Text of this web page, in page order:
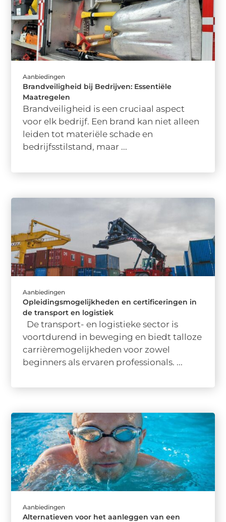
Aanbiedingen
Brandveiligheid bij Bedrijven: Essentiële
Maatregelen
Brandveiligheid is een cruciaal aspect
voor elk bedrijf. Een brand kan niet alleen
leiden tot materiële schade en
bedrijfsstilstand, maar ...
Aanbiedingen
Opleidingsmogelijkheden en certificeringen in
de transport en logistiek
De transport- en logistieke sector is
voortdurend in beweging en biedt talloze
carrièremogelijkheden voor zowel
beginners als ervaren professionals. ...
Aanbiedingen
Alternatieven voor het aanleggen van een